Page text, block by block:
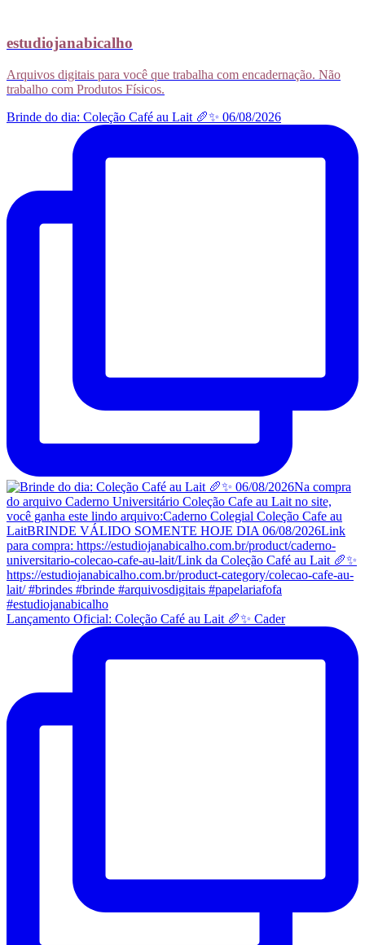
estudiojanabicalho
Arquivos digitais para você que trabalha com encadernação. Não
trabalho com Produtos Físicos.
Brinde do dia: Coleção Café au Lait 🥖✨ 06/08/2026
Lançamento Oficial: Coleção Café au Lait 🥖✨ Cader